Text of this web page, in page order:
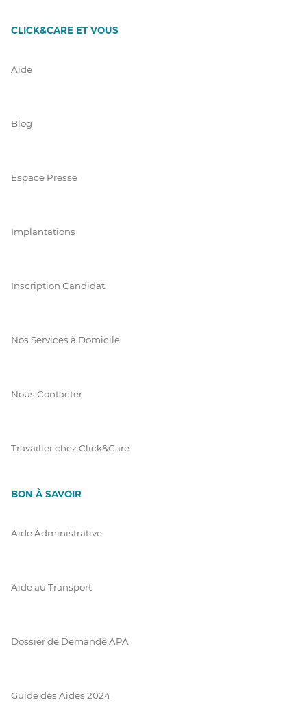
CLICK&CARE ET VOUS
Aide
Blog
Espace Presse
Implantations
Inscription Candidat
Nos Services à Domicile
Nous Contacter
Travailler chez Click&Care
BON À SAVOIR
Aide Administrative
Aide au Transport
Dossier de Demande APA
Guide des Aides 2024